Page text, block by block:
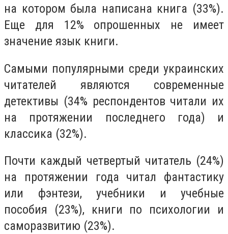
на котором была написана книга (33%).
Еще для 12% опрошенных не имеет
значение язык книги.
Самыми популярными среди украинских
читателей являются современные
детективы (34% респондентов читали их
на протяжении последнего года) и
классика (32%).
Почти каждый четвертый читатель (24%)
на протяжении года читал фантастику
или фэнтези, учебники и учебные
пособия (23%), книги по психологии и
саморазвитию (23%).